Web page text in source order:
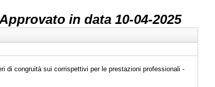
in data 10-04-2025
di congruità sui corrispettivi per le prestazioni professionali -